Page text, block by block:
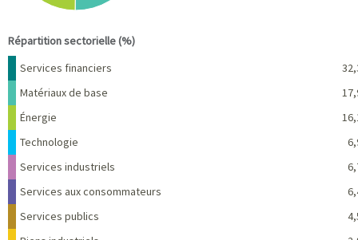
Répartition sectorielle (%)
Nom Pourcentage
Services financiers
Matériaux de base
Énergie
Technologie
Services industriels
Services aux consommateurs
Services publics